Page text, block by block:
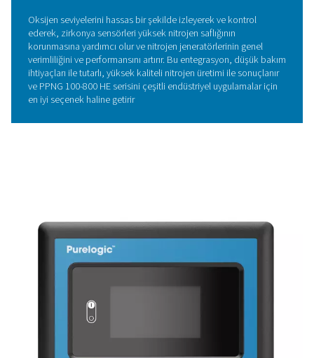
tüketilmemesini sağlayarak enerji israfını en aza
önemli bir rol oynamaktadır.
Özenli tasarımı sadece operasyonel verimliliği
kalmaz, aynı zamanda genel çevresel etkiyi azaltarak
sürdürülebilirliği de destekler.